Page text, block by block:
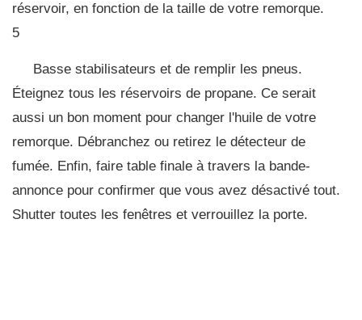
réservoir, en fonction de la taille de votre remorque.
5
Basse stabilisateurs et de remplir les pneus.
Éteignez tous les réservoirs de propane. Ce serait
aussi un bon moment pour changer l'huile de votre
remorque. Débranchez ou retirez le détecteur de
fumée. Enfin, faire table finale à travers la bande-
annonce pour confirmer que vous avez désactivé tout.
Shutter toutes les fenêtres et verrouillez la porte.